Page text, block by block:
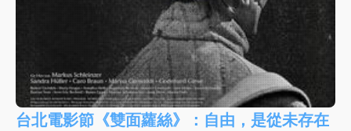
台北電影節《雙面蘿絲》：自由，是從未存在